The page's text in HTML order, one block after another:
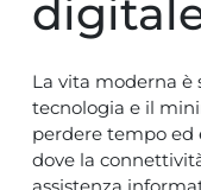
La vita moderna
tecnologia e il
perdere tempo ed
dove la
assistenza